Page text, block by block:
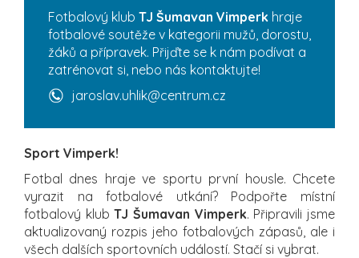
Fotbalový klub TJ Šumavan Vimperk hraje
fotbalové soutěže v kategorii mužů, dorostu,
žáků a přípravek. Přijďte se k nám podívat a
zatrénovat si, nebo nás kontaktujte!
jaroslav.uhlik@centrum.cz
Sport Vimperk!
Fotbal dnes hraje ve sportu první housle. Chcete
vyrazit na fotbalové utkání? Podpořte místní
fotbalový klubTJ Šumavan Vimperk. Připravili jsme
aktualizovaný rozpis jeho fotbalových zápasů, ale i
všech dalších sportovních událostí. Stačí si vybrat.